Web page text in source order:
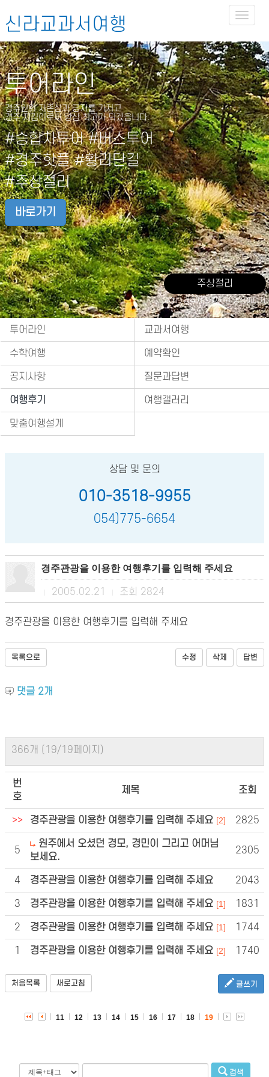
Toggle
신라교과서여행
투어라인
경주인의 자존심과 긍지를 가지고
경주 지킴이로써 항상 최고가 되겠읍니다.
#승합차투어 #버스투어
#경주핫플 #황리단길
#주상절리
바로가기
주상절리
출처 : 경주시 관광자원 영상이미지
투어라인 교과서여행
수학여행 예약확인
공지사항 질문과답변
여행후기 여행갤러리
맞춤여행설계
상담 및 문의
010-3518-9955
054)775-6654
경주관광을 이용한 여행후기를 입력해 주세요
2005.02.21 조회 2824
경주관광을 이용한 여행후기를 입력해 주세요
목록으로 수정 삭제 답변
댓글 2개
366개 (19/19페이지)
번
호
제목 조회
>> 경주관광을 이용한 여행후기를 입력해 주세요 [2] 2825
5
원주에서 오셨던 경모, 경민이 그리고 어머님
보세요.
2305
4 경주관광을 이용한 여행후기를 입력해 주세요 2043
3 경주관광을 이용한 여행후기를 입력해 주세요 [1] 1831
2 경주관광을 이용한 여행후기를 입력해 주세요 [1] 1744
1 경주관광을 이용한 여행후기를 입력해 주세요 [2] 1740
처음목록 새로고침 글쓰기
11 12 13 14 15 16 17 18 19
검색